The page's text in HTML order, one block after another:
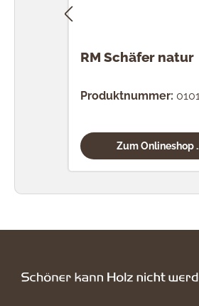
RM Schäfer natur
Produktnummer:
Zum Onlineshop